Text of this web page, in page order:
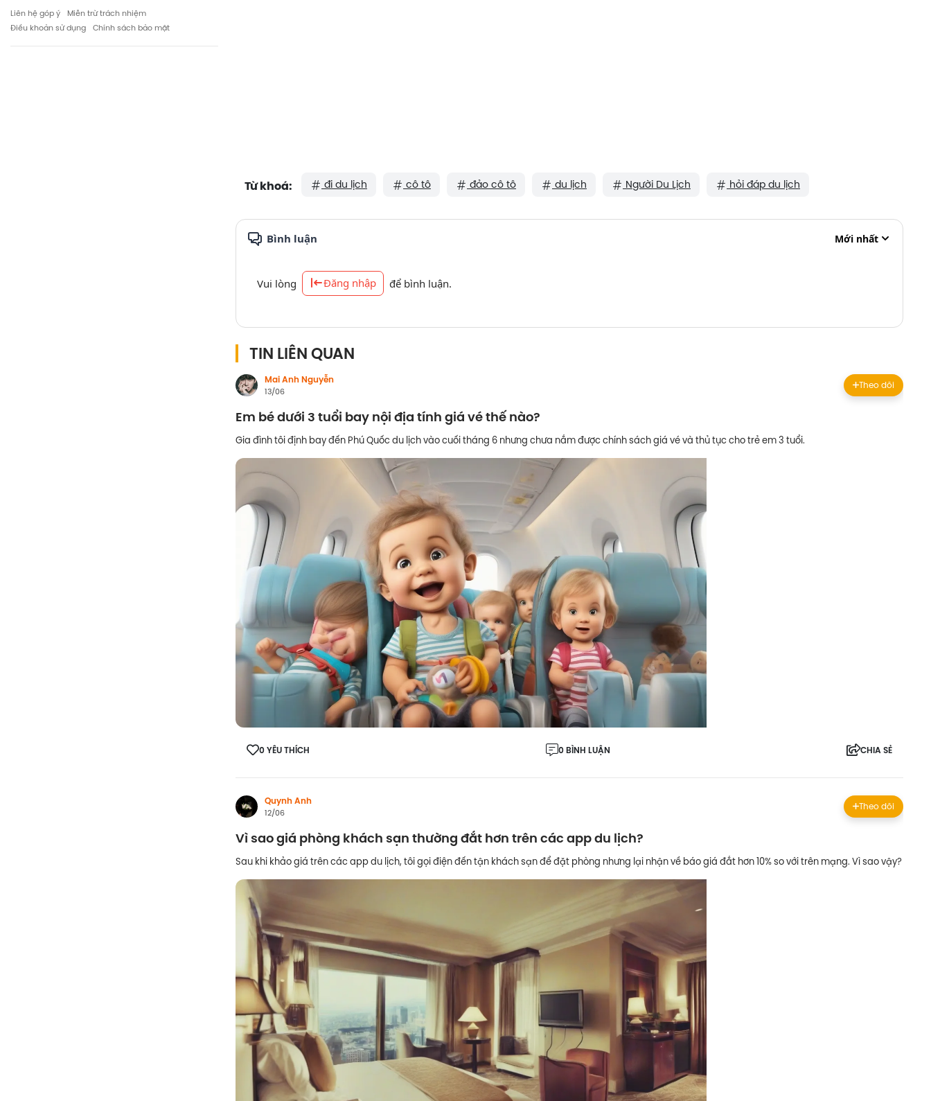
Liên hệ góp ý
Miễn trừ trách nhiệm
Điều khoản sử dụng
Chính sách bảo mật
Từ khoá: đi du lịch cô tô đảo cô tô du lịch Người Du Lịch hỏi đáp du lịch
Bình luận Mới nhất
Vui lòng Đăng nhập để bình luận.
TIN LIÊN QUAN
Mai Anh Nguyễn
13/06
Theo dõi
Em bé dưới 3 tuổi bay nội địa tính giá vé thế nào?
Gia đình tôi định bay đến Phú Quốc du lịch vào cuối tháng 6 nhưng chưa nắm được chính sách giá vé và thủ tục cho trẻ em 3 tuổi.
0 YÊU THÍCH 0 BÌNH LUẬN CHIA SẺ
Quynh Anh
12/06
Theo dõi
Vì sao giá phòng khách sạn thường đắt hơn trên các app du lịch?
Sau khi khảo giá trên các app du lịch, tôi gọi điện đến tận khách sạn để đặt phòng nhưng lại nhận về báo giá đắt hơn 10% so với trên mạng. Vì sao vậy?